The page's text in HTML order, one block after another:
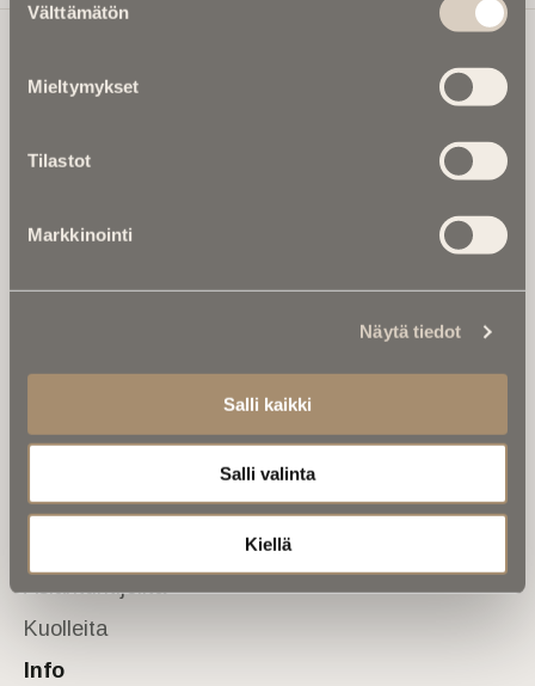
valinta
Välttämätön
Mieltymykset
Tilastot
Markkinointi
Näytä tiedot
Salli kaikki
Salli valinta
Kiellä
Ikuisuusmedia
Ikuisuusmedia on kuolinuutisointiin keskittynyt uusi ja
valtakunnallinen mediabrändi. Julkaisemme uusimmat
Tietoa meistä
Etusivu
Kalenterista
Asiantuntijoilta
Kuolleita
Info